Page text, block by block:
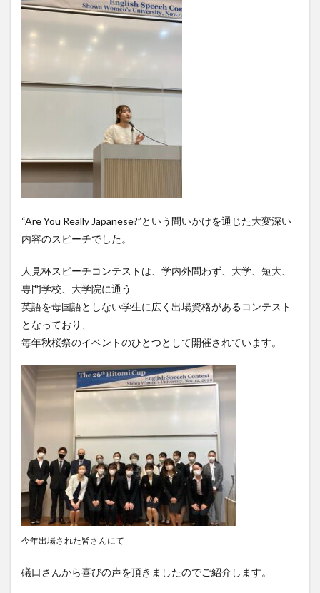
“Are You Really Japanese?”という問いかけを通じた大変深い
内容のスピーチでした。
人見杯スピーチコンテストは、学内外問わず、大学、短大、
専門学校、大学院に通う
英語を母国語としない学生に広く出場資格があるコンテスト
となっており、
毎年秋桜祭のイベントのひとつとして開催されています。
今年出場された皆さんにて
礒口さんから喜びの声を頂きましたのでご紹介します。
ソウル女子大学校留学
ダーラナ大学留学
ダブル・ディグリー・プログラム
テンプル大学ジャパン(TUJ)
ベトナム国家大学ハノイ人文社会科学大学留学
ベトナム観光
ポーラ美術館
ボストン留学
ボランティア活動
レポート
ワルシャワ大学留学
上海交通大学
中国留学
中国語 交換・私費認定留学
交流会
人見杯英語スピーチコンテスト
保護者懇談会
優勝 入賞
公開講座
受験生へのメッセージ
台湾
国際・地域研究
国際交流
国際学科
外部講師
季節学期 学寮 学寮研修
学生の声
学生特集 学科イベント
学食
寮生活 就職活動 履修科目
成績優等賞受賞
授業紹介 授業風景
撮影風景
教員からのメッセージ
教員紹介
文化体験
日中韓プログラム
昭和ボストン
昭和ボストン・University留学